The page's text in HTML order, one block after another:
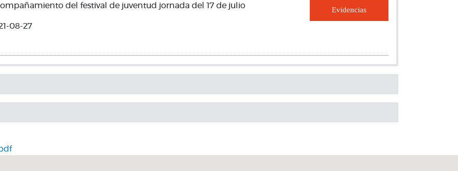
del festival de juventud jornada del 17 de julio
08-27
Evidencias